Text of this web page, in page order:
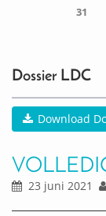
31
Dossier LDC
Download
23 juni 2021